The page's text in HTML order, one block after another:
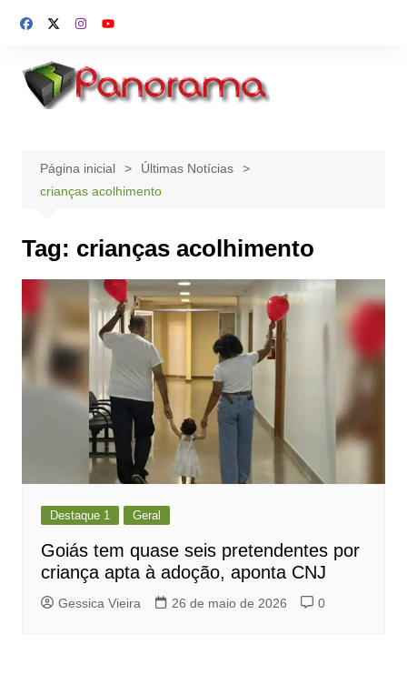
para
conteúdo
Página inicial
Últimas Notícias
crianças acolhimento
Tag: crianças acolhimento
Destaque 1 Geral
Goiás tem quase seis pretendentes por
criança apta à adoção, aponta CNJ
Gessica Vieira 26 de maio de 2026 0